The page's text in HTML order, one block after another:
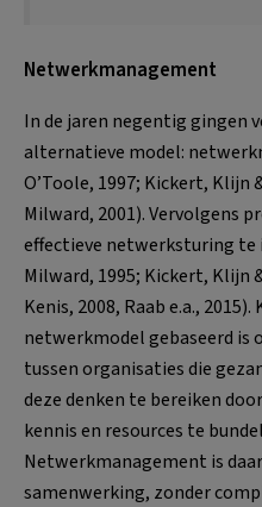
Netwerkmanagement
In de jaren negentig gingen
alternatieve model:
O’Toole, 1997; Kickert, Klijn
Milward, 2001). Vervolgens
effectieve netwerksturing te
Milward, 1995; Kickert, Klijn
Kenis, 2008, Raab e.a.,
netwerkmodel gebaseerd is
tussen organisaties die
deze denken te bereiken
kennis en resources te
Netwerkmanagement is
samenwerking, zonder